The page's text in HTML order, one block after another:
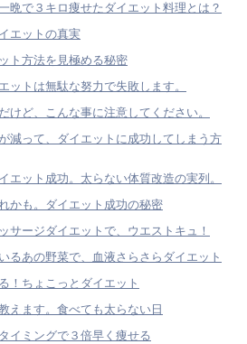
晩で３キロ痩せたダイエット料理とは？
エットの真実
ト方法を見極める秘密
ットは無駄な努力で失敗します。
けど、こんな事に注意してください。
減って、ダイエットに成功してしまう方
エット成功。太らない体質改造の実列。
かも。ダイエット成功の秘密
サージダイエットで、ウエストキュ！
るあの野菜で、血液さらさらダイエット
！ちょこっとダイエット
えます。食べても太らない日
イミングで３倍早く痩せる